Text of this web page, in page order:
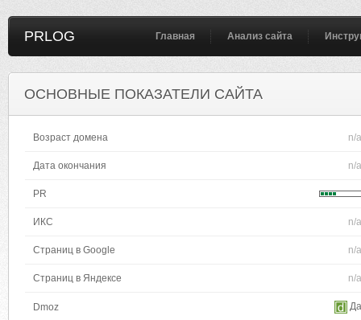
PRLOG Главная Анализ сайта
ОСНОВНЫЕ ПОКАЗАТЕЛИ САЙТА
Возраст домена n/a
Дата окончания n/a
PR
ИКС n/a
Страниц в Google n/a
Страниц в Яндексе n/a
Dmoz Да